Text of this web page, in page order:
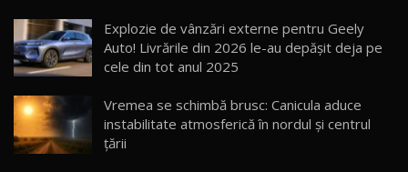
16
AutoBlogMD
13:10
17
Explozie de vânzări externe pentru Geely
Auto! Livrările din 2026 le-au depășit deja pe
cele din tot anul 2025
Vremea se schimbă brusc: Canicula aduce
instabilitate atmosferică în nordul și centrul
țării